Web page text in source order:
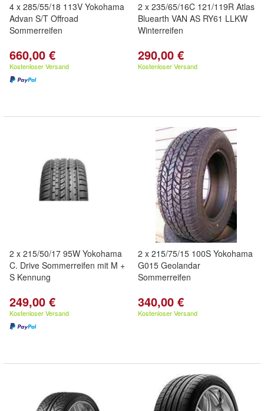
4 x 285/55/18 113V Yokohama
Advan S/T Offroad
Sommerreifen
660,00 €
Kostenloser Versand
2 x 235/65/16C 121/119R Atlas
Bluearth VAN AS RY61 LLKW
Winterreifen
290,00 €
Kostenloser Versand
2 x 215/50/17 95W Yokohama
C. Drive Sommerreifen mit M +
S Kennung
249,00 €
Kostenloser Versand
2 x 215/75/15 100S Yokohama
G015 Geolandar
Sommerreifen
340,00 €
Kostenloser Versand